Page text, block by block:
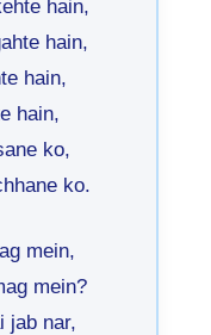
hain,
hain,
hain,
hain,
ko,
ko.
mein,
mein?
jab nar,